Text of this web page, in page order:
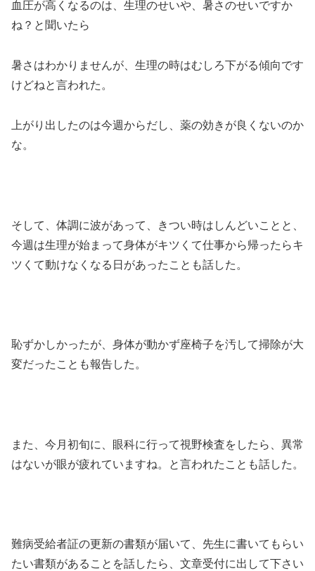
血圧が高くなるのは、生理のせいや、暑さのせいですか
ね？と聞いたら
暑さはわかりませんが、生理の時はむしろ下がる傾向です
けどねと言われた。
上がり出したのは今週からだし、薬の効きが良くないのか
な。
そして、体調に波があって、きつい時はしんどいことと、
今週は生理が始まって身体がキツくて仕事から帰ったらキ
ツくて動けなくなる日があったことも話した。
恥ずかしかったが、身体が動かず座椅子を汚して掃除が大
変だったことも報告した。
また、今月初旬に、眼科に行って視野検査をしたら、異常
はないが眼が疲れていますね。と言われたことも話した。
難病受給者証の更新の書類が届いて、先生に書いてもらい
たい書類があることを話したら、文章受付に出して下さい